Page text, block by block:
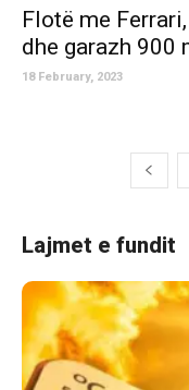
Flotë me
dhe garazh 900
18 February, 2023
Lajmet e fundit